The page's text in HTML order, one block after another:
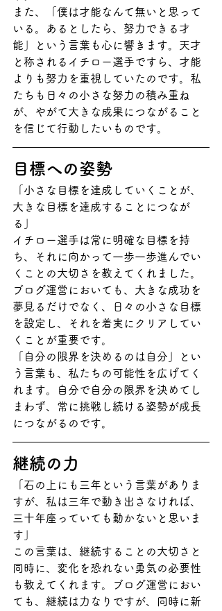
また、「僕は才能なんて無いと思って
いる。あるとしたら、努力できる才
能」という言葉も心に響きます。天才
と称されるイチロー選手ですら、才能
よりも努力を重視していたのです。私
たちも日々の小さな努力の積み重ね
が、やがて大きな成果につながること
を信じて行動したいものです。
目標への姿勢
「小さな目標を達成していくことが、
大きな目標を達成することにつなが
る」
イチロー選手は常に明確な目標を持
ち、それに向かって一歩一歩進んでい
くことの大切さを教えてくれました。
ブログ運営においても、大きな成功を
夢見るだけでなく、日々の小さな目標
を設定し、それを着実にクリアしてい
くことが重要です。
「自分の限界を決めるのは自分」とい
う言葉も、私たちの可能性を広げてく
れます。自分で自分の限界を決めてし
まわず、常に挑戦し続ける姿勢が成長
につながるのです。
継続の力
「石の上にも三年という言葉がありま
すが、私は三年で動き出さなければ、
三十年座っていても動かないと思いま
す」
この言葉は、継続することの大切さと
同時に、変化を恐れない勇気の必要性
も教えてくれます。ブログ運営におい
ても、継続は力なりですが、同時に新